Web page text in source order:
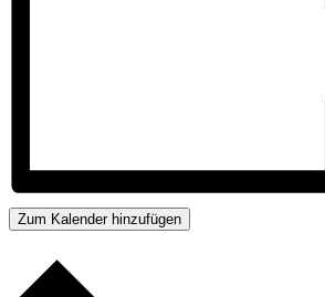
Zum Kalender hinzufügen